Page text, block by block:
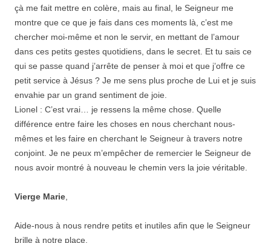
çà me fait mettre en colère, mais au final, le Seigneur me
montre que ce que je fais dans ces moments là, c’est me
chercher moi-même et non le servir, en mettant de l’amour
dans ces petits gestes quotidiens, dans le secret. Et tu sais ce
qui se passe quand j’arrête de penser à moi et que j’offre ce
petit service à Jésus ? Je me sens plus proche de Lui et je suis
envahie par un grand sentiment de joie.
Lionel : C’est vrai… je ressens la même chose. Quelle
différence entre faire les choses en nous cherchant nous-
mêmes et les faire en cherchant le Seigneur à travers notre
conjoint. Je ne peux m’empêcher de remercier le Seigneur de
nous avoir montré à nouveau le chemin vers la joie véritable.
Vierge Marie
Aide-nous à nous rendre petits et inutiles afin que le Seigneur
brille à notre place.